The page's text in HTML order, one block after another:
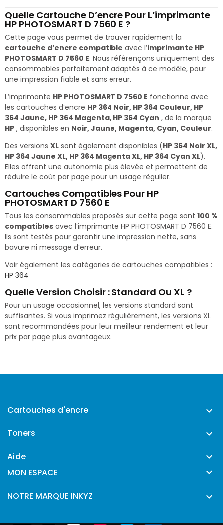
Quelle Cartouche D’encre Pour L’imprimante
HP PHOTOSMART D 7560 E ?
Cette page vous permet de trouver rapidement la
cartouche d’encre compatible avec l’imprimante HP
PHOTOSMART D 7560 E. Nous référençons uniquement des
consommables parfaitement adaptés à ce modèle, pour
une impression fiable et sans erreur.
L’imprimante HP PHOTOSMART D 7560 E fonctionne avec
les cartouches d’encre HP 364 Noir, HP 364 Couleur, HP
364 Jaune, HP 364 Magenta, HP 364 Cyan , de la marque
HP , disponibles en Noir, Jaune, Magenta, Cyan, Couleur.
Des versions XL sont également disponibles (HP 364 Noir XL,
HP 364 Jaune XL, HP 364 Magenta XL, HP 364 Cyan XL).
Elles offrent une autonomie plus élevée et permettent de
réduire le coût par page pour un usage régulier.
Cartouches Compatibles Pour HP
PHOTOSMART D 7560 E
Tous les consommables proposés sur cette page sont 100 %
compatibles avec l’imprimante HP PHOTOSMART D 7560 E.
Ils sont testés pour garantir une impression nette, sans
bavure ni message d’erreur.
Voir également les catégories de cartouches compatibles :
HP 364
Quelle Version Choisir : Standard Ou XL ?
Pour un usage occasionnel, les versions standard sont
suffisantes. Si vous imprimez régulièrement, les versions XL
sont recommandées pour leur meilleur rendement et leur
prix par page plus avantageux.
Cartouches d'encre 
Toners 
Aide 
MON ESPACE 
NOTRE MARQUE INKYZ 